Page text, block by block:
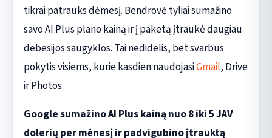
tikrai patrauks dėmesį. Bendrovė tyliai sumažino
savo AI Plus plano kainą ir į paketą įtraukė daugiau
debesijos saugyklos. Tai nedidelis, bet svarbus
pokytis visiems, kurie kasdien naudojasiGmail, Drive
ir Photos.
Google sumažino AI Plus kainą nuo 8 iki 5 JAV
dolerių per mėnesį ir padvigubino įtrauktą